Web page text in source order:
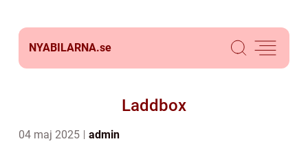
NYABILARNA.se
Laddbox
04 maj 2025 admin